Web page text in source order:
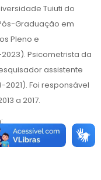
Tuiuti do
Graduação em
Pleno e
Psicometrista da
assistente
2021). Foi responsável
a 2017.